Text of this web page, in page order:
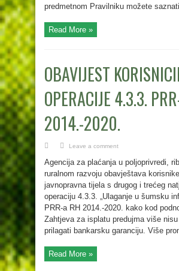
predmetnom Pravilniku možete
Read More »
OBAVIJEST
OPERACIJE 4.3.3.
2014.-2020.
Leave a comment
Agencija za plaćanja u poljoprivredi,
ruralnom razvoju obavještava
javnopravna tijela s drugog i trećeg
operaciju 4.3.3. „Ulaganje u šumsku
PRR-a RH 2014.-2020. kako kod
Zahtjeva za isplatu predujma više nisu
prilagati bankarsku garanciju. Više
Read More »